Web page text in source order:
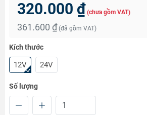
320.000 ₫ (chưa gồm VAT)
361.600 ₫ (đã gồm VAT)
Kích thước
12V 24V
Số lượng